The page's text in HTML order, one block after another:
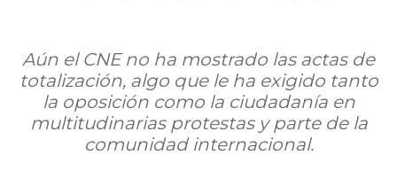
Aún el CNE no ha mostrado las actas de
totalización, algo que le ha exigido tanto
la oposición como la ciudadanía en
multitudinarias protestas y parte de la
comunidad internacional.